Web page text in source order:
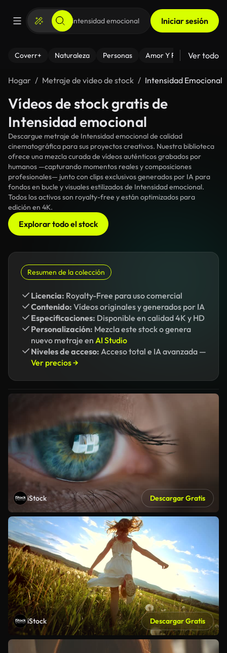
Iniciar sesión
Coverr+ Naturaleza Personas Amor Y Relaciones
Ver todo
Hogar Metraje de video de stock Intensidad Emocional
Vídeos de stock gratis de
Intensidad emocional
Descargue metraje de Intensidad emocional de calidad
cinematográfica para sus proyectos creativos. Nuestra biblioteca
ofrece una mezcla curada de vídeos auténticos grabados por
humanos —capturando momentos reales y composiciones
profesionales— junto con clips exclusivos generados por IA para
fondos en bucle y visuales estilizados de Intensidad emocional.
Todos los activos son royalty-free y están optimizados para
edición en 4K.
Explorar todo el stock
Resumen de la colección
Licencia: Royalty-Free para uso comercial
Contenido: Vídeos originales y generados por IA
Especificaciones: Disponible en calidad 4K y HD
Personalización: Mezcla este stock o genera
nuevo metraje en AI Studio
Niveles de acceso: Acceso total e IA avanzada —
Ver precios →
iStock Descargar Gratis
iStock Descargar Gratis